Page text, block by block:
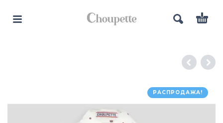
РАСПРОДАЖА!